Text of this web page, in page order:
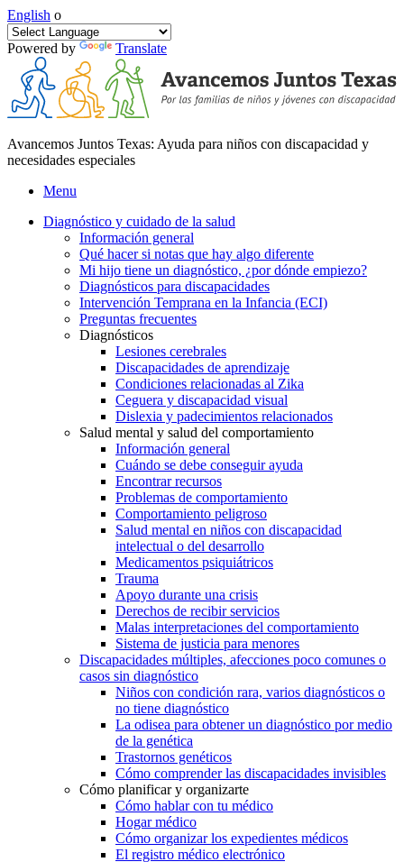
English o
Powered by Translate
Avancemos Juntos Texas: Ayuda para niños con discapacidad y
necesidades especiales
Menu
Diagnóstico y cuidado de la salud
Información general
Qué hacer si notas que hay algo diferente
Mi hijo tiene un diagnóstico, ¿por dónde empiezo?
Diagnósticos para discapacidades
Intervención Temprana en la Infancia (ECI)
Preguntas frecuentes
Diagnósticos
Lesiones cerebrales
Discapacidades de aprendizaje
Condiciones relacionadas al Zika
Ceguera y discapacidad visual
Dislexia y padecimientos relacionados
Salud mental y salud del comportamiento
Información general
Cuándo se debe conseguir ayuda
Encontrar recursos
Problemas de comportamiento
Comportamiento peligroso
Salud mental en niños con discapacidad
intelectual o del desarrollo
Medicamentos psiquiátricos
Trauma
Apoyo durante una crisis
Derechos de recibir servicios
Malas interpretaciones del comportamiento
Sistema de justicia para menores
Discapacidades múltiples, afecciones poco comunes o
casos sin diagnóstico
Niños con condición rara, varios diagnósticos o
no tiene diagnóstico
La odisea para obtener un diagnóstico por medio
de la genética
Trastornos genéticos
Cómo comprender las discapacidades invisibles
Cómo planificar y organizarte
Cómo hablar con tu médico
Hogar médico
Cómo organizar los expedientes médicos
El registro médico electrónico